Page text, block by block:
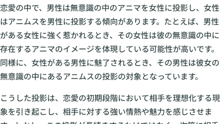
恋愛の中で、男性は無意識の中のアニマを女性に投影し、女性
はアニムスを男性に投影する傾向があります。たとえば、男性
がある女性に強く惹かれるとき、その女性は彼の無意識の中に
存在するアニマのイメージを体現している可能性が高いです。
同様に、女性がある男性に魅了されるとき、その男性は彼女の
無意識の中にあるアニムスの投影の対象となっています。
こうした投影は、恋愛の初期段階において相手を理想化する現
象を引き起こし、相手に対する強い情熱や魅力を感じさせま